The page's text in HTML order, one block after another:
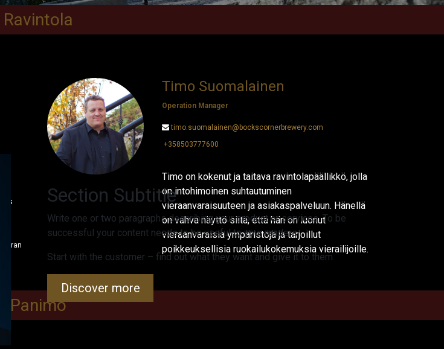
Ravintola
Timo Suomalainen
Operation Manager
timo.suomalainen@bockscornerbrewery.com
+358503777600
Timo on kokenut ja taitava ravintolapäällikkö, jolla
on intohimoinen suhtautuminen
vieraanvaraisuuteen ja asiakaspalveluun. Hänellä
on vahva näyttö siitä, että hän on luonut
vieraanvaraisia ympäristöjä ja tarjoillut
poikkeuksellisia ruokailukokemuksia vierailijoille.
Panimo
Section Subtitle
Write one or two paragraphs describing your product or services. To be
successful your content needs to be useful to your readers.
Start with the customer – find out what they want and give it to them.
Discover more